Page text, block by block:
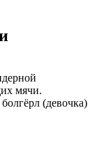
мячи.
(девочка)